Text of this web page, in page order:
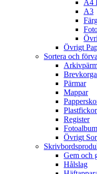
A4
A3
Övrigt
Sortera och
Pärmar
Mappar
Register
Fotoalbum
Övrigt
Gem och
Hålslag